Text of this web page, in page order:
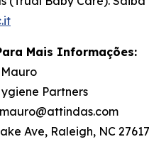
Mais Informações:
Partners
Ave, Raleigh, NC 27617